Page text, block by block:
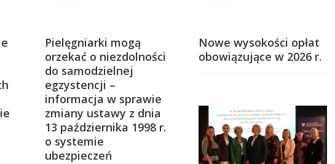
Pielęgniarki mogą
orzekać o niezdolności
do samodzielnej
egzystencji –
informacja w sprawie
zmiany ustawy z dnia
13 października 1998 r.
o systemie
ubezpieczeń
Nowe wysokości opłat
obowiązujące w 2026 r.